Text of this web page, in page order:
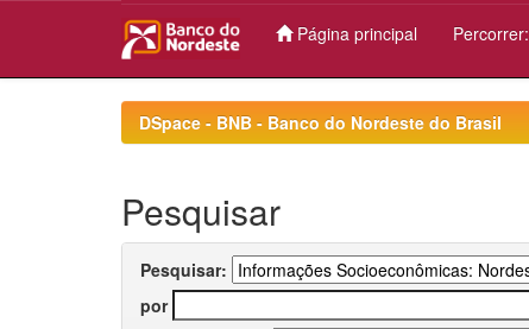
Página principal Percorrer:
DSpace - BNB - Banco do Nordeste do Brasil
Pesquisar
Pesquisar:
por